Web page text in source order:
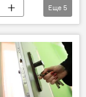
Еще 5